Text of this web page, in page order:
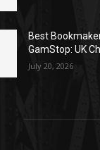
Best
GamStop: UK
July 20, 2026